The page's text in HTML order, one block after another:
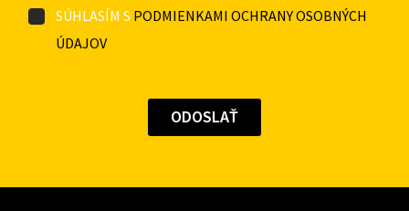
SÚHLASÍM S PODMIENKAMI OCHRANY OSOBNÝCH
ÚDAJOV